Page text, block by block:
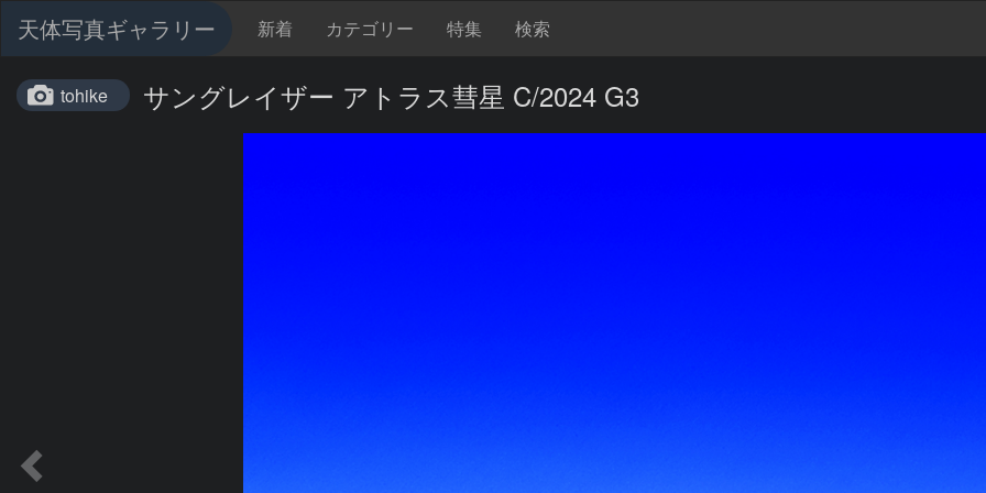
天体写真ギャラリー 新着 カテゴリー 特集 検索
tohike サングレイザー アトラス彗星 C/2024 G3